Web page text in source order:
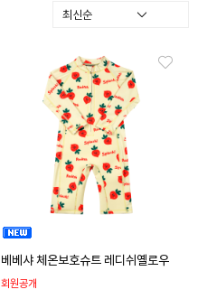
베베샤 체온보호슈트 레디쉬옐로우
회원공개